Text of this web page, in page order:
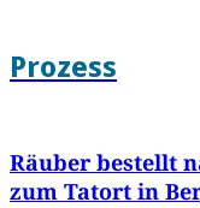
Prozess
Räuber bestellt
zum Tatort in